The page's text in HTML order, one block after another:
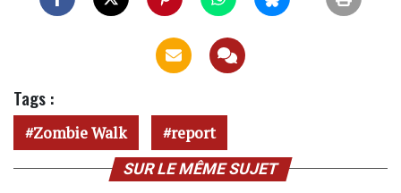
Tags :
Zombie Walk report
SUR LE MÊME SUJET